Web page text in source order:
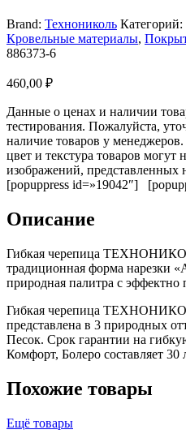
Brand: Технониколь Категорий:
Кровельные материалы,
886373-6
460,00 ₽
Данные о ценах и наличии
тестирования. Пожалуйста,
наличие товаров у
цвет и текстура товаров могут
изображений, представленных
[popuppress id=»19042″]
Описание
Гибкая черепица
традиционная форма нарезки
природная палитра с эффектно
Гибкая черепица
представлена в 3 природных
Песок. Срок гарантии на
Комфорт, Болеро составляет 30
Похожие товары
Ещё товары